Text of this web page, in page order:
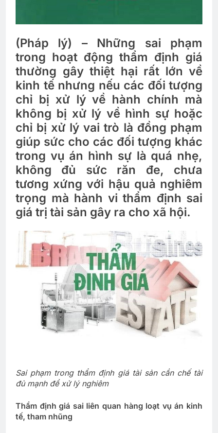
(Pháp lý) – Những sai phạm
trong hoạt động thẩm định giá
thường gây thiệt hại rất lớn về
kinh tế nhưng nếu các đối tượng
chỉ bị xử lý về hành chính mà
không bị xử lý về hình sự hoặc
chỉ bị xử lý vai trò là đồng phạm
giúp sức cho các đối tượng khác
trong vụ án hình sự là quá nhẹ,
không đủ sức răn đe, chưa
tương xứng với hậu quả nghiêm
trọng mà hành vi thẩm định sai
giá trị tài sản gây ra cho xã hội.
Sai phạm trong thẩm định giá tài sản cần chế tài
đủ mạnh để xử lý nghiêm
Thẩm định giá sai liên quan hàng loạt vụ án kinh
tế, tham nhũng